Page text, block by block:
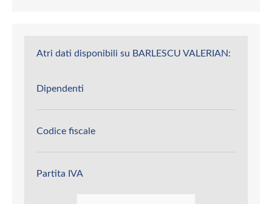
Atri dati disponibili su BARLESCU VALERIAN:
Dipendenti
Codice fiscale
Partita IVA